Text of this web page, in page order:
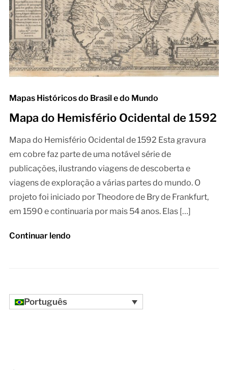
Mapas Históricos do Brasil e do Mundo
Mapa do Hemisfério Ocidental de 1592
Mapa do Hemisfério Ocidental de 1592 Esta gravura
em cobre faz parte de uma notável série de
publicações, ilustrando viagens de descoberta e
viagens de exploração a várias partes do mundo. O
projeto foi iniciado por Theodore de Bry de Frankfurt,
em 1590 e continuaria por mais 54 anos. Elas […]
Continuar lendo
Português